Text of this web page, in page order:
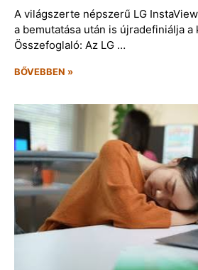
A világszerte népszerű LG
a bemutatása után is újradefiniálja
Összefoglaló: Az LG …
BŐVEBBEN »